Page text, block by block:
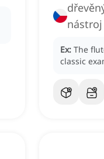
nástroj
Ex: The
classic